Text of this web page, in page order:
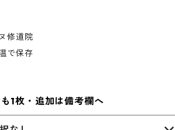
修道院
で保存
1枚・追加は備考欄へ